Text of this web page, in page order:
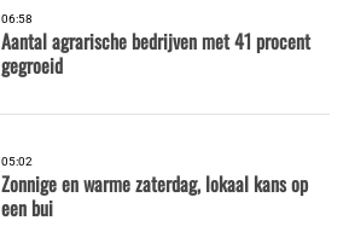
06:58
Aantal agrarische bedrijven met 41 procent
gegroeid
05:02
Zonnige en warme zaterdag, lokaal kans op
een bui